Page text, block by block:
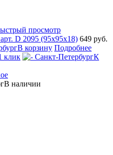
просмотр
D 2095 (95x95x18) 649 руб.
В корзину Подробнее
клик
К
В наличии